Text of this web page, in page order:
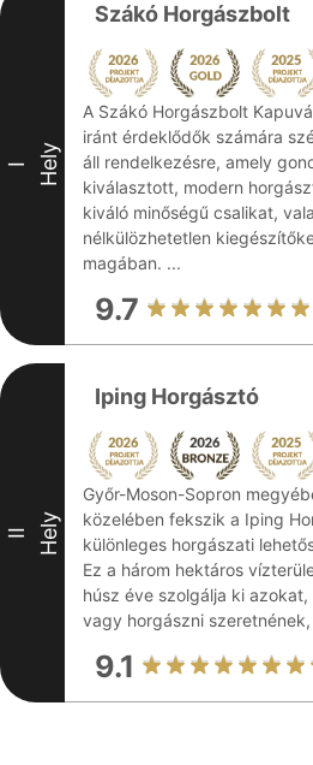
I Hely
Szákó Horgászbolt
A Szákó Horgászbolt
iránt érdeklődők számára
áll rendelkezésre, amely
kiválasztott, modern
kiváló minőségű csalikat,
nélkülözhetetlen
magában. ...
9.7
II Hely
Iping Horgásztó
Győr-Moson-Sopron
közelében fekszik a Iping
különleges horgászati
Ez a három hektáros
húsz éve szolgálja ki
vagy horgászni szeretnének,
9.1